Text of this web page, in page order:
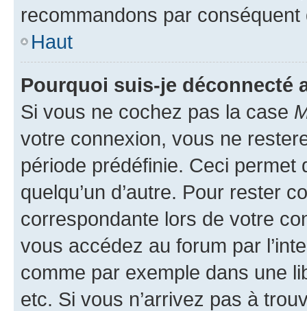
recommandons par conséquent
Haut
Pourquoi suis-je déconnecté
Si vous ne cochez pas la case
votre connexion, vous ne
période prédéfinie. Ceci permet
quelqu’un d’autre. Pour rester
correspondante lors de votre
vous accédez au forum par
comme par exemple dans une
etc. Si vous n’arrivez pas à